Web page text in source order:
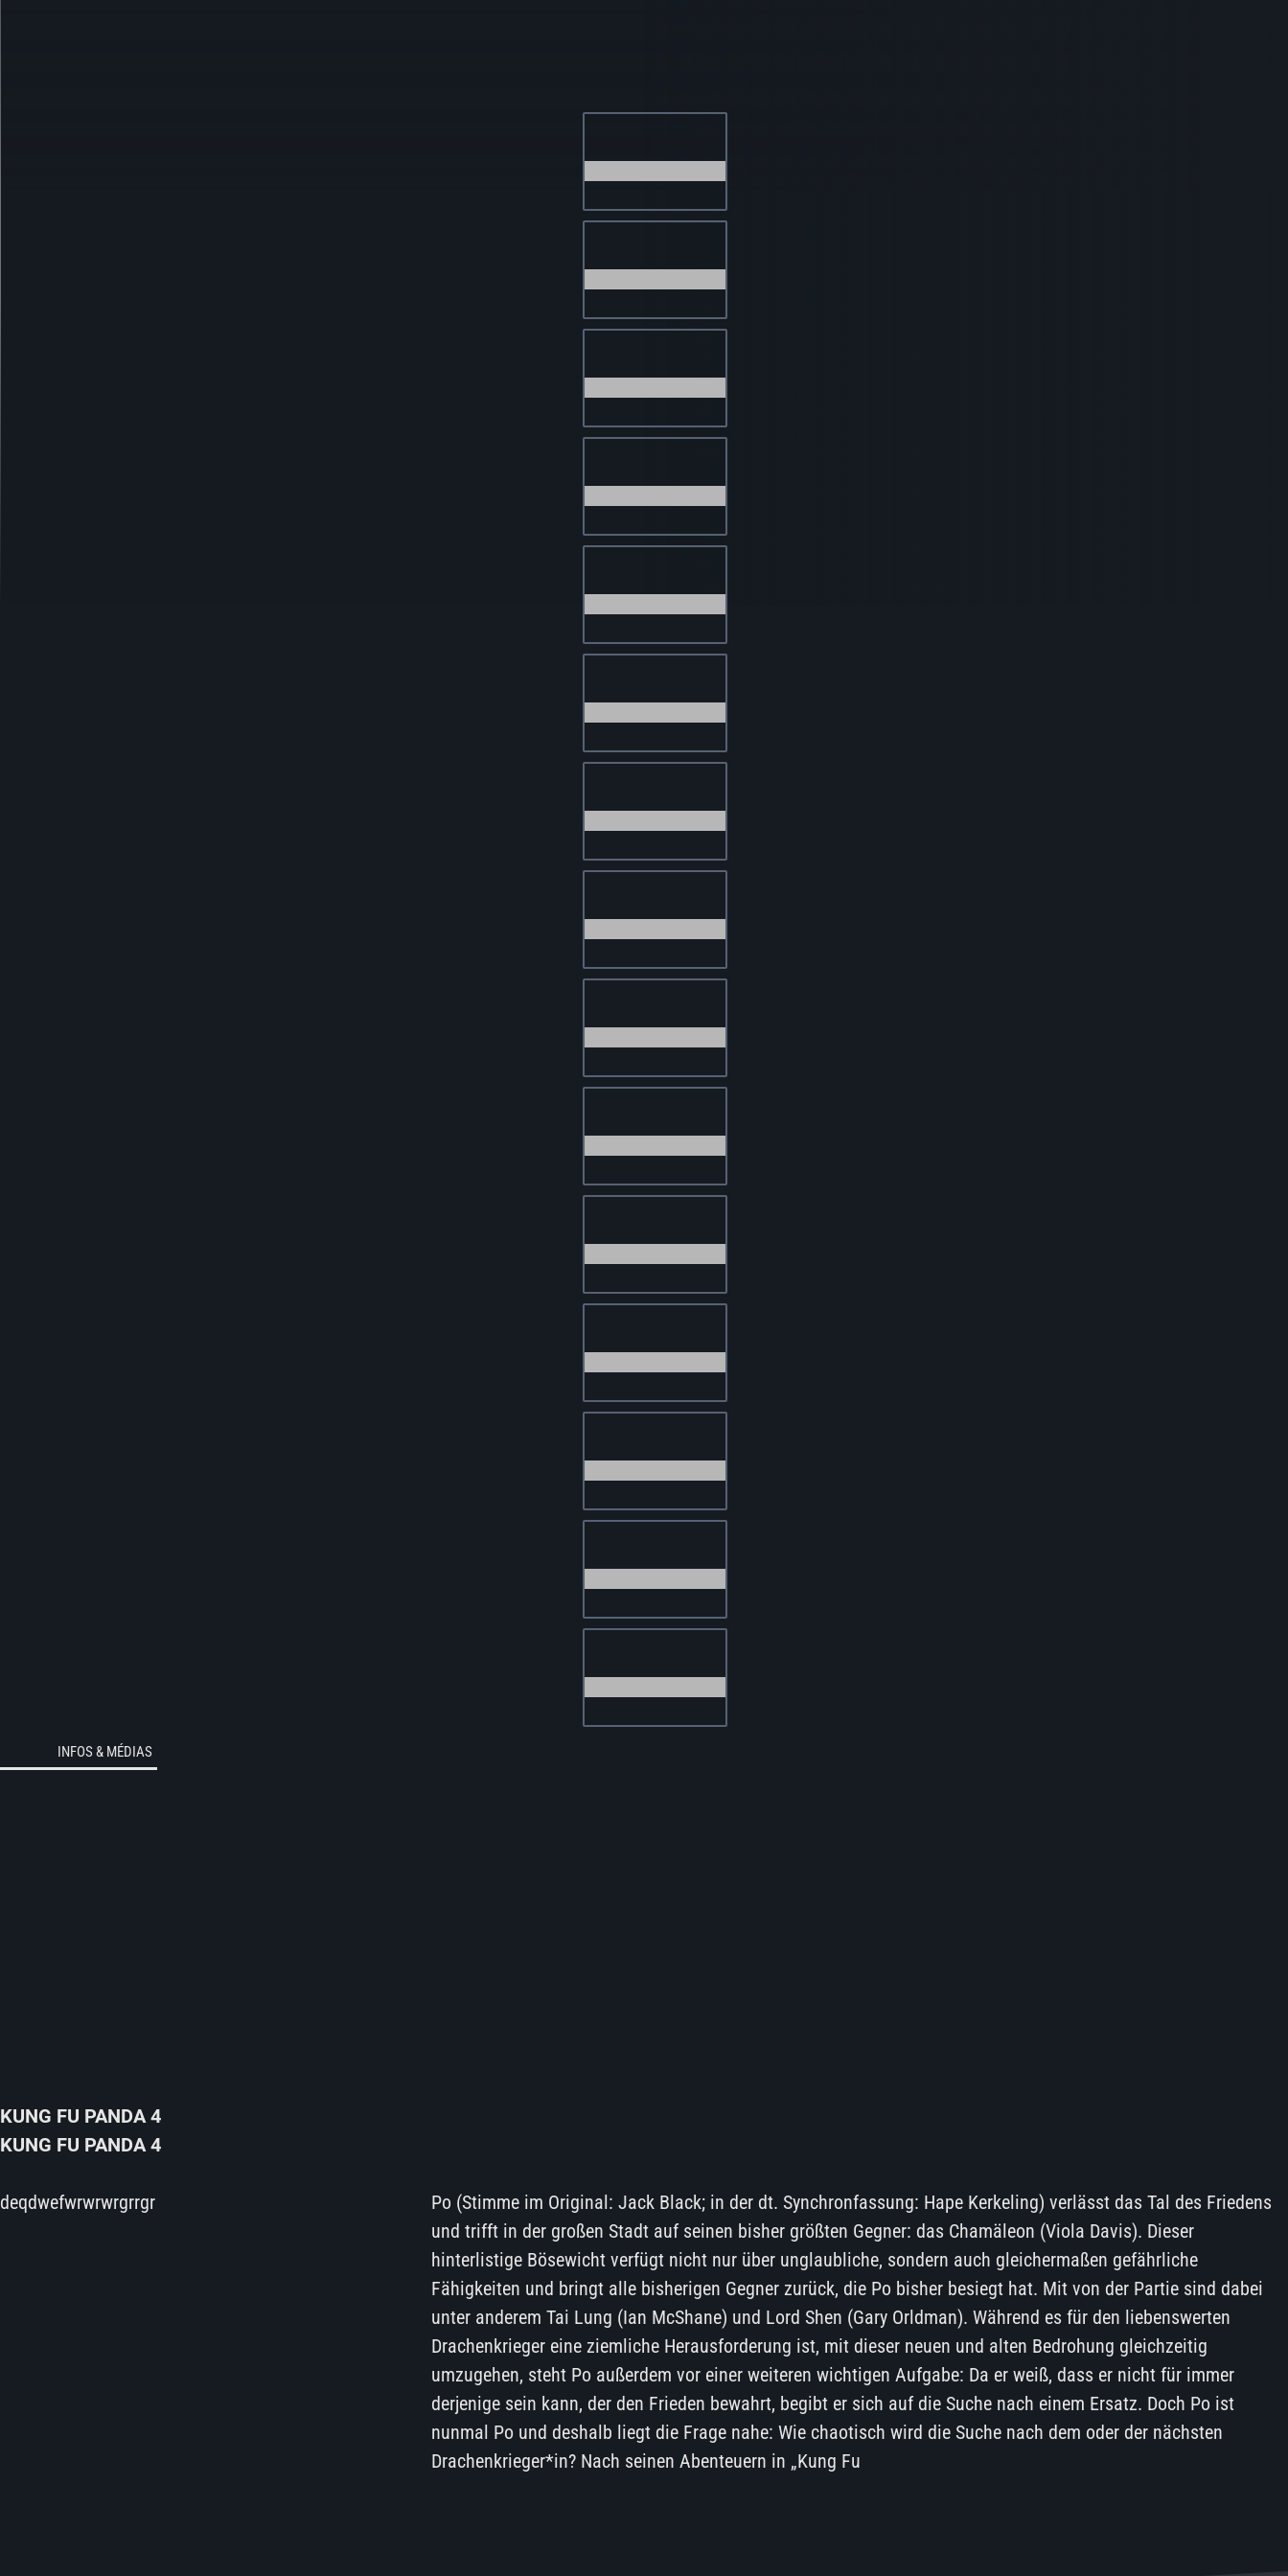
INFOS & MÉDIAS
KUNG FU PANDA 4
KUNG FU PANDA 4
deqdwefwrwrwrgrrgr
Po (Stimme im Original: Jack Black; in der dt. Synchronfassung: Hape Kerkeling) verlässt das Tal des Friedens
und trifft in der großen Stadt auf seinen bisher größten Gegner: das Chamäleon (Viola Davis). Dieser
hinterlistige Bösewicht verfügt nicht nur über unglaubliche, sondern auch gleichermaßen gefährliche
Fähigkeiten und bringt alle bisherigen Gegner zurück, die Po bisher besiegt hat. Mit von der Partie sind dabei
unter anderem Tai Lung (Ian McShane) und Lord Shen (Gary Orldman). Während es für den liebenswerten
Drachenkrieger eine ziemliche Herausforderung ist, mit dieser neuen und alten Bedrohung gleichzeitig
umzugehen, steht Po außerdem vor einer weiteren wichtigen Aufgabe: Da er weiß, dass er nicht für immer
derjenige sein kann, der den Frieden bewahrt, begibt er sich auf die Suche nach einem Ersatz. Doch Po ist
nunmal Po und deshalb liegt die Frage nahe: Wie chaotisch wird die Suche nach dem oder der nächsten
Drachenkrieger*in? Nach seinen Abenteuern in „Kung Fu